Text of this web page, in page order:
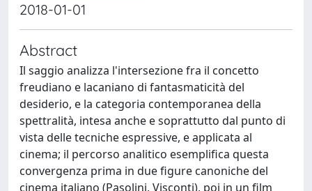
2018-01-01
Abstract
Il saggio analizza l'intersezione fra il concetto
freudiano e lacaniano di fantasmaticità del
desiderio, e la categoria contemporanea della
spettralità, intesa anche e soprattutto dal punto di
vista delle tecniche espressive, e applicata al
cinema; il percorso analitico esemplifica questa
convergenza prima in due figure canoniche del
cinema italiano (Pasolini, Visconti), poi in un film